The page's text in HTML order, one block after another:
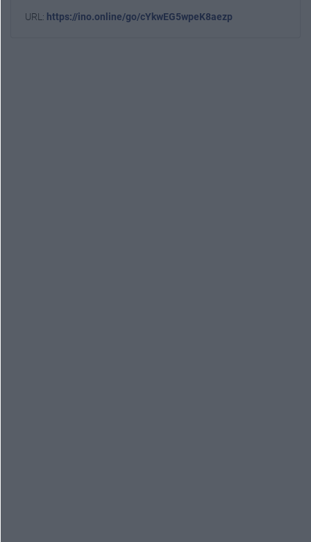
URL: https://ino.online/go/cYkwEG5wpeK8aezp